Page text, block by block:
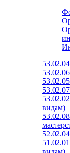
видам)
видам)